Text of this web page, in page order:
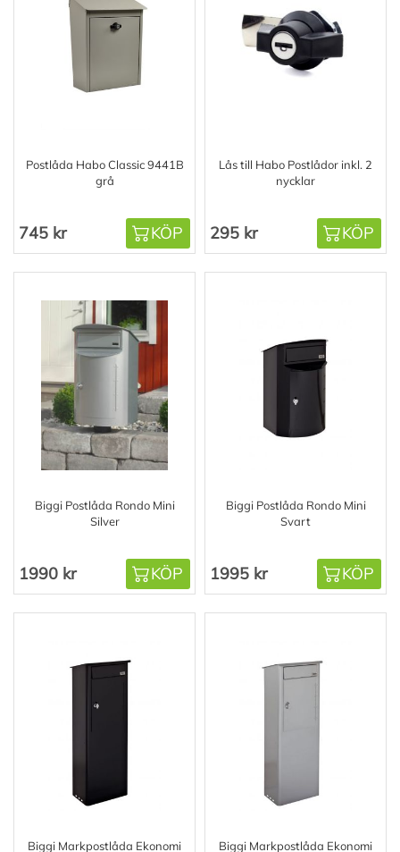
Postlåda Habo Classic 9441B
grå
745 kr KÖP
Lås till Habo Postlådor inkl. 2
nycklar
295 kr KÖP
Biggi Postlåda Rondo Mini
Silver
1990 kr KÖP
Biggi Postlåda Rondo Mini
Svart
1995 kr KÖP
Biggi Markpostlåda Ekonomi Biggi Markpostlåda Ekonomi